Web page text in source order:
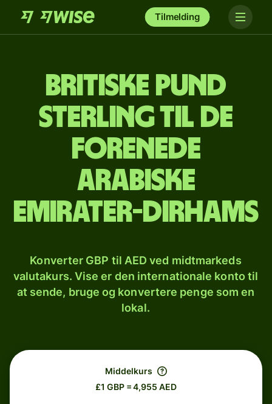
Tilmelding
Britiske pund
sterling til de
forenede
arabiske
emirater-dirhams
Konverter GBP til AED ved midtmarkeds
valutakurs. Vise er den internationale konto til
at sende, bruge og konvertere penge som en
lokal.
Middelkurs
£1 GBP = 4,955 AED